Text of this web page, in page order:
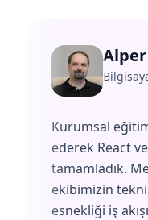
Alper
Kurumsal
ederek React
tamamladık.
ekibimizin
esnekliği iş